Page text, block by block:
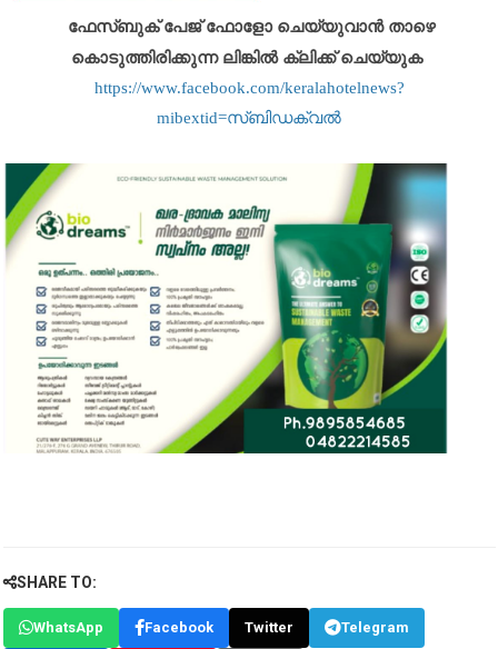
ഫേസ്ബുക് പേജ് ഫോളോ ചെയ്യുവാൻ താഴെ
കൊടുത്തിരിക്കുന്ന ലിങ്കിൽ ക്ലിക്ക് ചെയ്യുക
https://www.facebook.com/keralahotelnews?
mibextid=സ്‌ബിഡക്വൽ
SHARE TO:
WhatsApp Facebook Twitter Telegram